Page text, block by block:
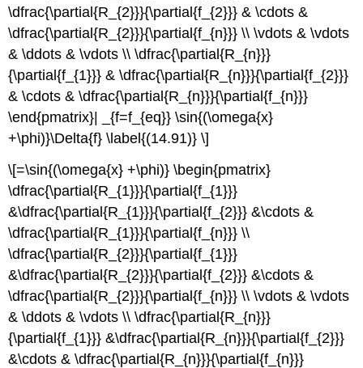
\dfrac{\partial{R_{2}}}{\partial{f_{2}}} & \cdots &
\dfrac{\partial{R_{2}}}{\partial{f_{n}}} \\ \vdots & \vdots
& \ddots & \vdots \\ \dfrac{\partial{R_{n}}}
{\partial{f_{1}}} & \dfrac{\partial{R_{n}}}{\partial{f_{2}}}
& \cdots & \dfrac{\partial{R_{n}}}{\partial{f_{n}}}
\end{pmatrix}| _{f=f_{eq}} \sin{(\omega{x}
+\phi)}\Delta{f} \label{(14.91)} \]
\[=\sin{(\omega{x} +\phi)} \begin{pmatrix}
\dfrac{\partial{R_{1}}}{\partial{f_{1}}}
&\dfrac{\partial{R_{1}}}{\partial{f_{2}}} &\cdots &
\dfrac{\partial{R_{1}}}{\partial{f_{n}}} \\
\dfrac{\partial{R_{2}}}{\partial{f_{1}}}
&\dfrac{\partial{R_{2}}}{\partial{f_{2}}} &\cdots &
\dfrac{\partial{R_{2}}}{\partial{f_{n}}} \\ \vdots & \vdots
& \ddots & \vdots \\ \dfrac{\partial{R_{n}}}
{\partial{f_{1}}} &\dfrac{\partial{R_{n}}}{\partial{f_{2}}}
&\cdots & \dfrac{\partial{R_{n}}}{\partial{f_{n}}}